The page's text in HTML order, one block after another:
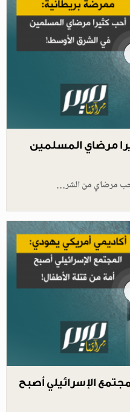
مرضاي المسلمين
مرضاي من الشر…
الإسرائيلي أصبح